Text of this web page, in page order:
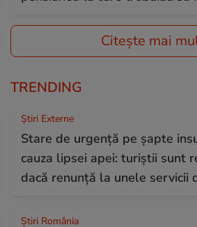
Citește mai
TRENDING
Știri Externe
Stare de urgență pe șapte
cauza lipsei apei: turiștii sunt
dacă renunță la unele servicii
Știri România